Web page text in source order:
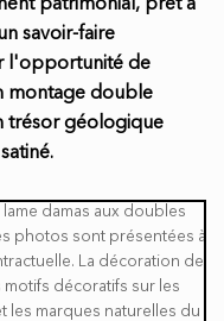
patrimonial, prêt à
savoir-faire
l'opportunité de
montage double
trésor géologique
damas aux doubles
photos sont présentées à
La décoration de
motifs décoratifs sur les
les marques naturelles du